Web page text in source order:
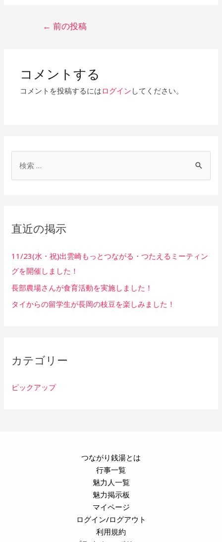
ゲ
シ
← 前の投稿
コメントする
コメントを投稿するにはログイン してください。
直近の掲示
11/23(水・祝)出雲崎もっとつながる・つたえるミーティン
グを開催しました！
長部農場さんが食育活動を実施しました！
タイからの留学生が長岡の枝豆を楽しみました！
カテゴリー
ピックアップ
つながり銭湯とは
行事一覧
魅力人一覧
魅力掲示板
マイページ
ログイン/ログアウト
利用規約